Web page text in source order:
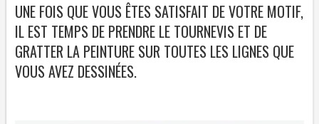
UNE FOIS QUE VOUS ÊTES SATISFAIT DE VOTRE MOTIF,
IL EST TEMPS DE PRENDRE LE TOURNEVIS ET DE
GRATTER LA PEINTURE SUR TOUTES LES LIGNES QUE
VOUS AVEZ DESSINÉES.